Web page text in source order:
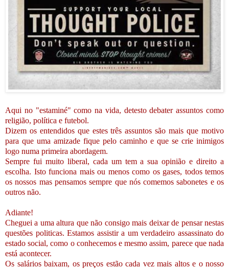
Aqui no "estaminé" como na vida, detesto debater assuntos como
religião, política e futebol.
Dizem os entendidos que estes três assuntos são mais que motivo
para que uma amizade fique pelo caminho e que se crie inimigos
logo numa primeira abordagem.
Sempre fui muito liberal, cada um tem a sua opinião e direito a
escolha. Isto funciona mais ou menos como os gases, todos temos
os nossos mas pensamos sempre que nós comemos sabonetes e os
outros não.
Adiante!
Cheguei a uma altura que não consigo mais deixar de pensar nestas
questões politicas. Estamos assistir a um verdadeiro assassinato do
estado social, como o conhecemos e mesmo assim, parece que nada
está acontecer.
Os salários baixam, os preços estão cada vez mais altos e o nosso